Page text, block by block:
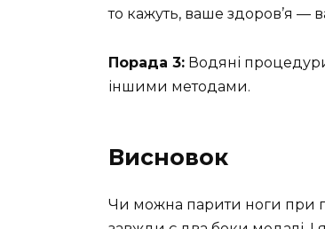
то кажуть, ваше здоров’я —
Порада 3: Водяні
іншими методами.
Висновок
Чи можна парити ноги при